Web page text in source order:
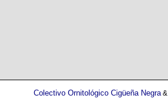
Colectivo Ornitológico Cigüeña Negra&